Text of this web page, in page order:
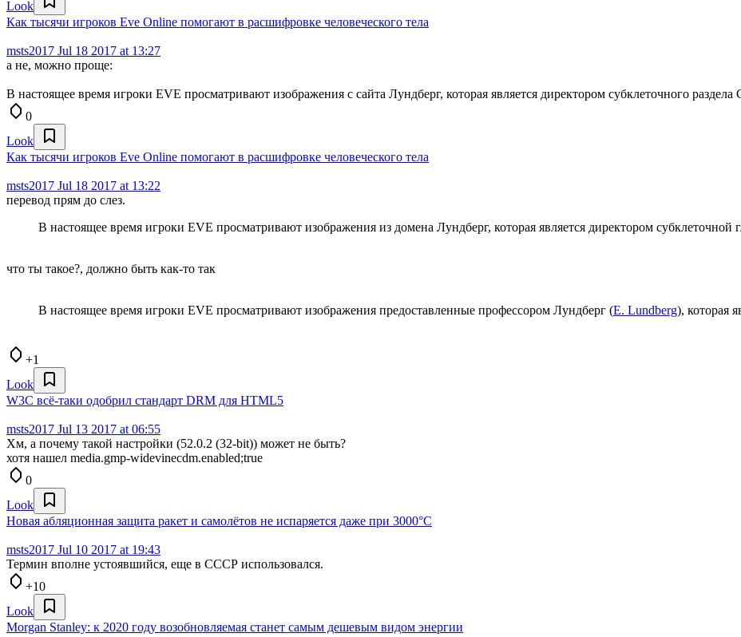
Look
Как тысячи игроков Eve Online помогают в расшифровке человеческого тела
msts2017 Jul 18 2017 at 13:27
а не, можно проще:
В настоящее время игроки EVE просматривают изображения с сайта Лундберг, которая является директором субклеточного раздела
0
Look
Как тысячи игроков Eve Online помогают в расшифровке человеческого тела
msts2017 Jul 18 2017 at 13:22
перевод прям до слез.
В настоящее время игроки EVE просматривают изображения из домена Лундберг, которая является директором субклеточной
что ты такое?, должно быть как-то так
В настоящее время игроки EVE просматривают изображения предоставленные профессором Лундберг (E. Lundberg), которая
+1
Look
W3C всё-таки одобрил стандарт DRM для HTML5
msts2017 Jul 13 2017 at 06:55
Хм, а почему такой настройки (52.0.2 (32-bit)) может не быть?
хотя нашел media.gmp-widevinecdm.enabled;true
0
Look
Новая абляционная защита ракет и самолётов не испаряется даже при 3000°C
msts2017 Jul 10 2017 at 19:43
Термин вполне устоявшийся, еще в СССР использовался.
+10
Look
Morgan Stanley: к 2020 году возобновляемая станет самым дешевым видом энергии